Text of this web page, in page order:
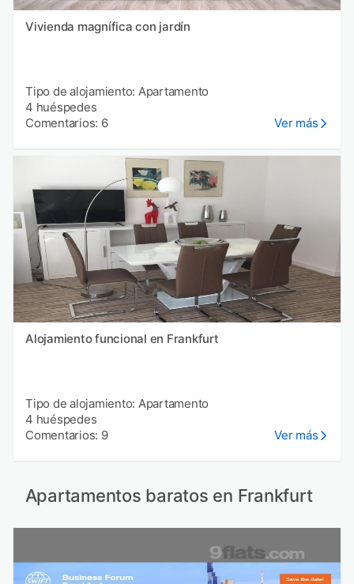
Vivienda magnífica con jardín
Tipo de alojamiento: Apartamento
4 huéspedes
Comentarios: 6
Ver más
Alojamiento funcional en Frankfurt
Tipo de alojamiento: Apartamento
4 huéspedes
Comentarios: 9
Ver más
Apartamentos baratos en Frankfurt